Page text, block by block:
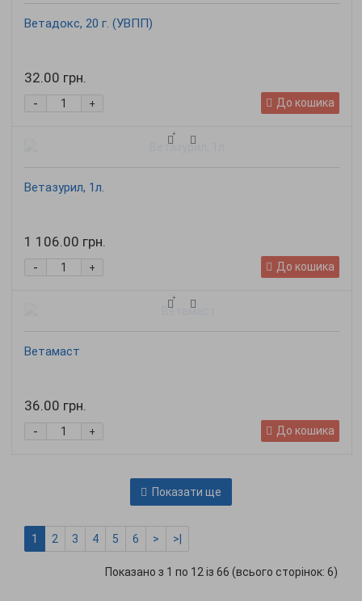
Ветадокс, 20 г. (УВПП)
32.00 грн.
+
- До кошика
Ветазурил, 1л.
1 106.00 грн.
+
- До кошика
Ветамаст
36.00 грн.
+
- До кошика
Показати ще
1 2 3 4 5 6 > >|
Показано з 1 по 12 із 66 (всього сторінок: 6)